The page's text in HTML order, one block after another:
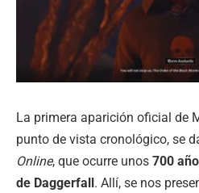
La primera aparición oficial de
punto de vista cronológico, se
Online, que ocurre unos 700
de Daggerfall. Allí, se nos